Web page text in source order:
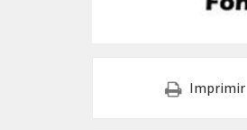
Imprimir